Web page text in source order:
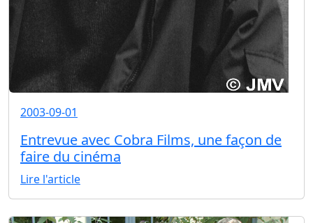
2003-09-01
Entrevue avec Cobra Films, une façon de
faire du cinéma
Lire l'article